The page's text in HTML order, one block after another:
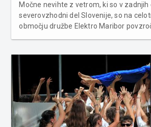
Močne nevihte z vetrom, ki so v zadnjih
severovzhodni del Slovenije, so na
območju družbe Elektro Maribor